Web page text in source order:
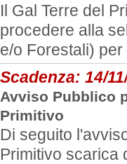
Il Gal Terre del
procedere alla
e/o Forestali) per
Scadenza: 14/
Avviso Pubblico
Primitivo
Di seguito
Primitivo